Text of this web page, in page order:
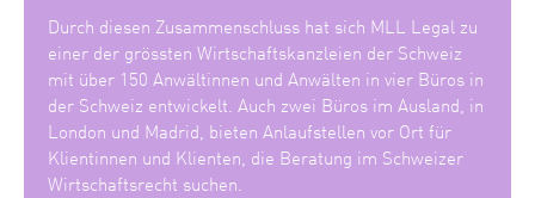
Durch diesen Zusammenschluss hat sich MLL Legal zu
einer der grössten Wirtschaftskanzleien der Schweiz
mit über 150 Anwältinnen und Anwälten in vier Büros in
der Schweiz entwickelt. Auch zwei Büros im Ausland, in
London und Madrid, bieten Anlaufstellen vor Ort für
Klientinnen und Klienten, die Beratung im Schweizer
Wirtschaftsrecht suchen.